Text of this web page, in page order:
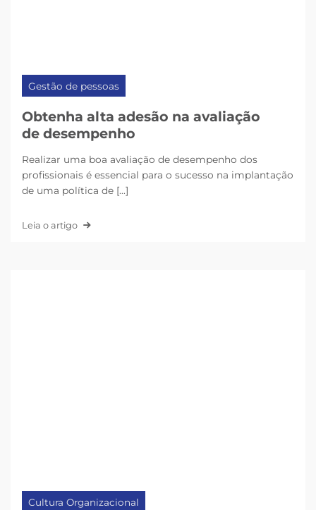
Gestão de pessoas
Obtenha alta adesão na avaliação
de desempenho
Realizar uma boa avaliação de desempenho dos
profissionais é essencial para o sucesso na implantação
de uma política de [...]
Leia o artigo
Cultura Organizacional